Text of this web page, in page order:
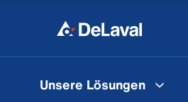
Unsere Lösungen